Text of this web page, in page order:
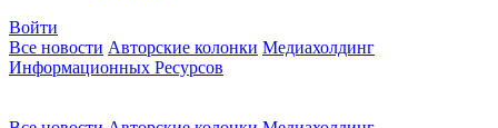
Войти
Все новости Авторские колонки Медиахолдинг
Информационных Ресурсов